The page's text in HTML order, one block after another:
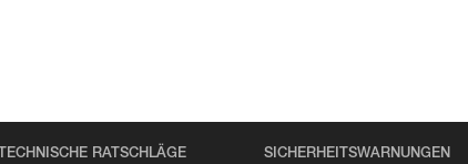
TECHNISCHE RATSCHLÄGE SICHERHEITSWARNUNGEN